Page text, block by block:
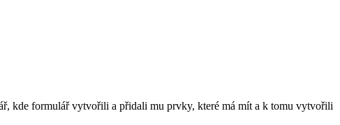
kde formulář vytvořili a přidali mu prvky, které má mít a k tomu vytvořili